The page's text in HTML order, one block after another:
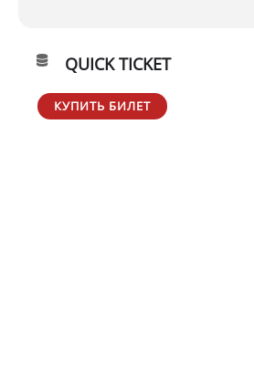
QUICK TICKET
КУПИТЬ БИЛЕТ